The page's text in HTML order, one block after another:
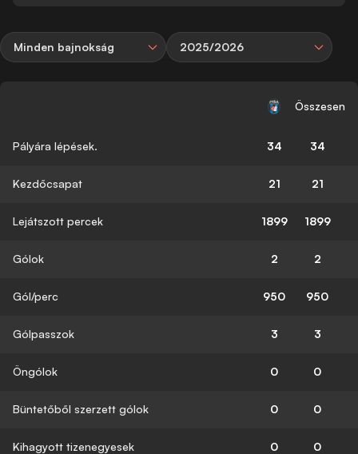
Minden bajnokság 2025/2026
Összesen
Pályára lépések. 34 34
Kezdőcsapat 21 21
Lejátszott percek 1899 1899
Gólok 2 2
Gól/perc 950 950
Gólpasszok 3 3
Öngólok 0 0
Büntetőből szerzett gólok 0 0
Kihagyott tizenegyesek 0 0